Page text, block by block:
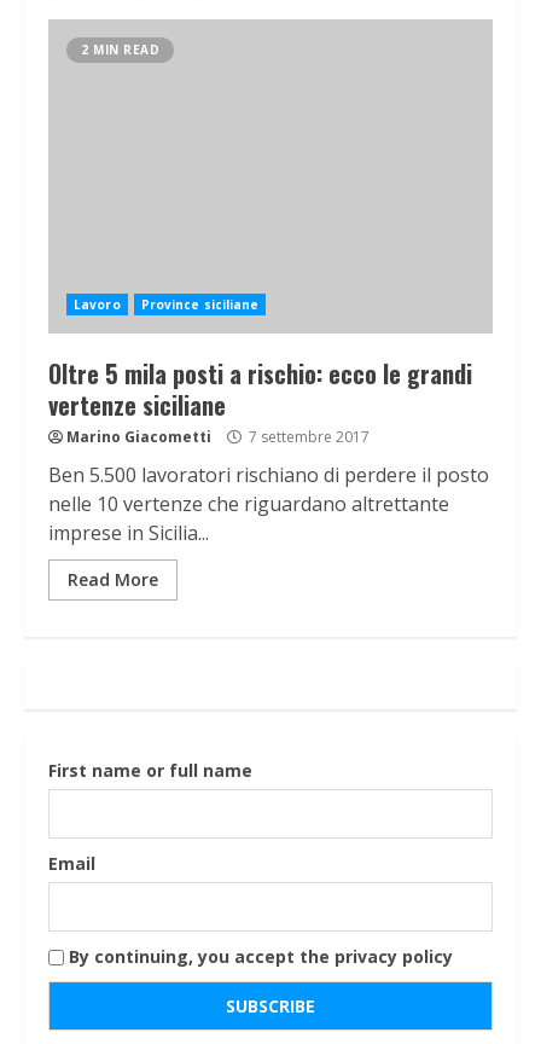
2 MIN READ
Lavoro Province siciliane
Oltre 5 mila posti a rischio: ecco le grandi
vertenze siciliane
Marino Giacometti 7 settembre 2017
Ben 5.500 lavoratori rischiano di perdere il posto
nelle 10 vertenze che riguardano altrettante
imprese in Sicilia...
Read More
First name or full name
Email
By continuing, you accept the privacy policy